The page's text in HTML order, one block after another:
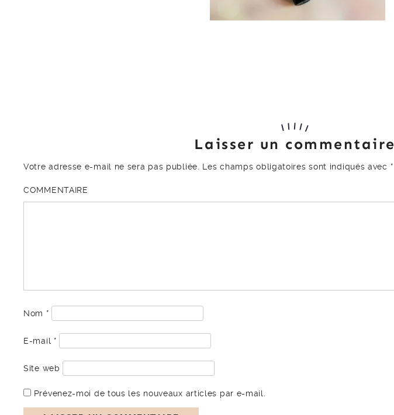
Laisser un commentaire
Votre adresse e-mail ne sera pas publiée. Les champs obligatoires sont indiqués avec *
COMMENTAIRE
Nom *
E-mail *
Site web
Prévenez-moi de tous les nouveaux articles par e-mail.